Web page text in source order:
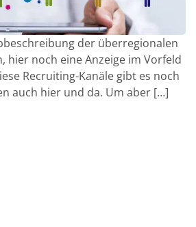
der überregionalen
hier noch eine Anzeige im Vorfeld
Recruiting-Kanäle gibt es noch
auch hier und da. Um aber […]